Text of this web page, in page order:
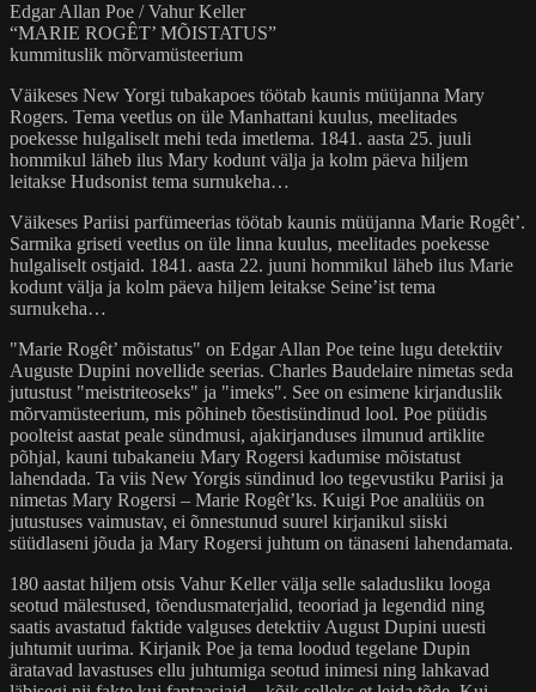
Edgar Allan Poe / Vahur Keller
“MARIE ROGÊT’ MÕISTATUS”
kummituslik mõrvamüsteerium
Väikeses New Yorgi tubakapoes töötab kaunis müüjanna Mary
Rogers. Tema veetlus on üle Manhattani kuulus, meelitades
poekesse hulgaliselt mehi teda imetlema. 1841. aasta 25. juuli
hommikul läheb ilus Mary kodunt välja ja kolm päeva hiljem
leitakse Hudsonist tema surnukeha…
Väikeses Pariisi parfümeerias töötab kaunis müüjanna Marie Rogêt’.
Sarmika griseti veetlus on üle linna kuulus, meelitades poekesse
hulgaliselt ostjaid. 1841. aasta 22. juuni hommikul läheb ilus Marie
kodunt välja ja kolm päeva hiljem leitakse Seine’ist tema
surnukeha…
"Marie Rogêt’ mõistatus" on Edgar Allan Poe teine lugu detektiiv
Auguste Dupini novellide seerias. Charles Baudelaire nimetas seda
jutustust "meistriteoseks" ja "imeks". See on esimene kirjanduslik
mõrvamüsteerium, mis põhineb tõestisündinud lool. Poe püüdis
poolteist aastat peale sündmusi, ajakirjanduses ilmunud artiklite
põhjal, kauni tubakaneiu Mary Rogersi kadumise mõistatust
lahendada. Ta viis New Yorgis sündinud loo tegevustiku Pariisi ja
nimetas Mary Rogersi – Marie Rogêt’ks. Kuigi Poe analüüs on
jutustuses vaimustav, ei õnnestunud suurel kirjanikul siiski
süüdlaseni jõuda ja Mary Rogersi juhtum on tänaseni lahendamata.
180 aastat hiljem otsis Vahur Keller välja selle saladusliku looga
seotud mälestused, tõendusmaterjalid, teooriad ja legendid ning
saatis avastatud faktide valguses detektiiv August Dupini uuesti
juhtumit uurima. Kirjanik Poe ja tema loodud tegelane Dupin
äratavad lavastuses ellu juhtumiga seotud inimesi ning lahkavad